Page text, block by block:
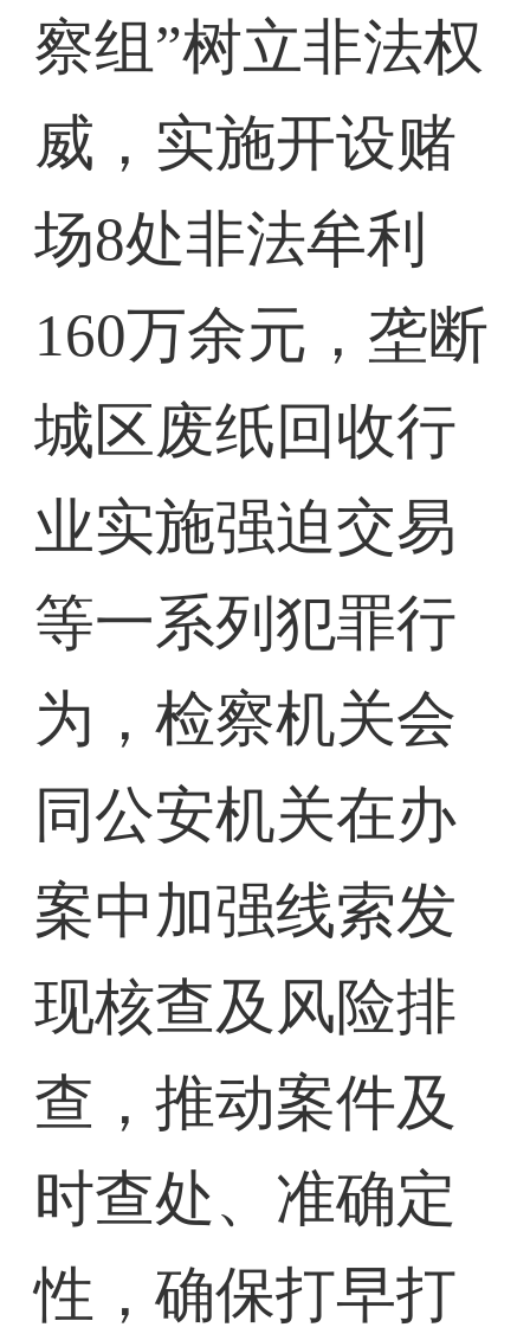
察组”树立非法权
威，实施开设赌
场8处非法牟利
160万余元，垄断
城区废纸回收行
业实施强迫交易
等一系列犯罪行
为，检察机关会
同公安机关在办
案中加强线索发
现核查及风险排
查，推动案件及
时查处、准确定
性，确保打早打